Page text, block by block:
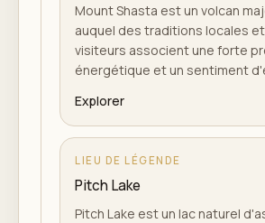
Mount Shasta est un volcan
auquel des traditions locales
visiteurs associent une forte
énergétique et un sentiment
Explorer
LIEU DE LÉGENDE
Pitch Lake
Pitch Lake est un lac naturel